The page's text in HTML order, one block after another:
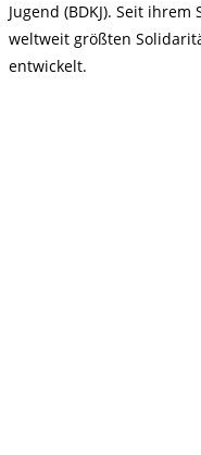
Jugend (BDKJ). Seit
weltweit größten
entwickelt.